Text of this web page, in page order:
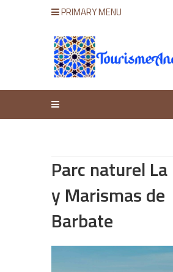
PRIMARY MENU
Parc naturel
y Marismas de
Barbate